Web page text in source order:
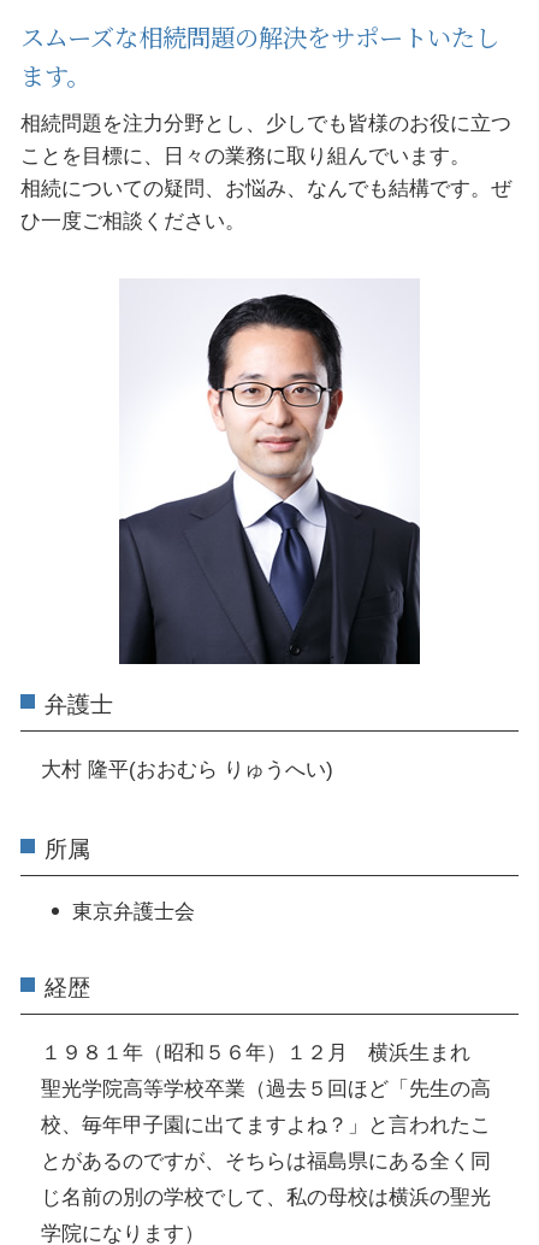
スムーズな相続問題の解決をサポートいたし
ます。
相続問題を注力分野とし、少しでも皆様のお役に立つ
ことを目標に、日々の業務に取り組んでいます。
相続についての疑問、お悩み、なんでも結構です。ぜ
ひ一度ご相談ください。
弁護士
大村 隆平(おおむら りゅうへい)
所属
東京弁護士会
経歴
１９８１年（昭和５６年）１２月 横浜生まれ
聖光学院高等学校卒業（過去５回ほど「先生の高
校、毎年甲子園に出てますよね？」と言われたこ
とがあるのですが、そちらは福島県にある全く同
じ名前の別の学校でして、私の母校は横浜の聖光
学院になります）